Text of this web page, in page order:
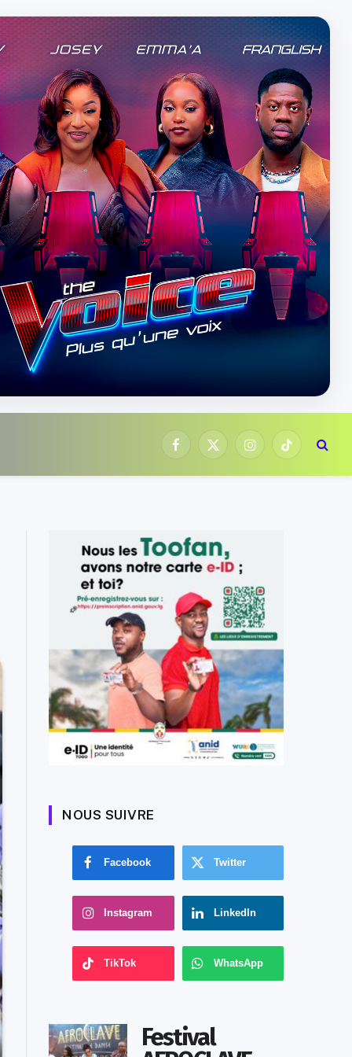
Facebook
X
InstagramTikTok
NOUS SUIVRE
Facebook Twitter
Instagram LinkedIn
TikTok WhatsApp
Festival